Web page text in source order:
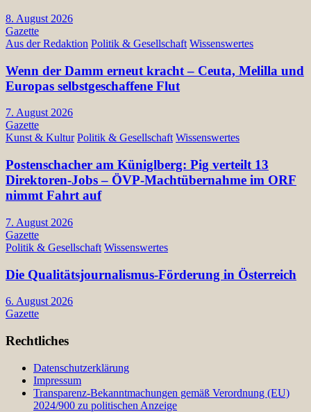
8. August 2026
Gazette
Aus der Redaktion Politik & Gesellschaft Wissenswertes
Wenn der Damm erneut kracht – Ceuta, Melilla und
Europas selbstgeschaffene Flut
7. August 2026
Gazette
Kunst & Kultur Politik & Gesellschaft Wissenswertes
Postenschacher am Küniglberg: Pig verteilt 13
Direktoren-Jobs – ÖVP-Machtübernahme im ORF
nimmt Fahrt auf
7. August 2026
Gazette
Politik & Gesellschaft Wissenswertes
Die Qualitätsjournalismus-Förderung in Österreich
6. August 2026
Gazette
Rechtliches
Datenschutzerklärung
Impressum
Transparenz-Bekanntmachungen gemäß Verordnung (EU)
2024/900 zu politischen Anzeige